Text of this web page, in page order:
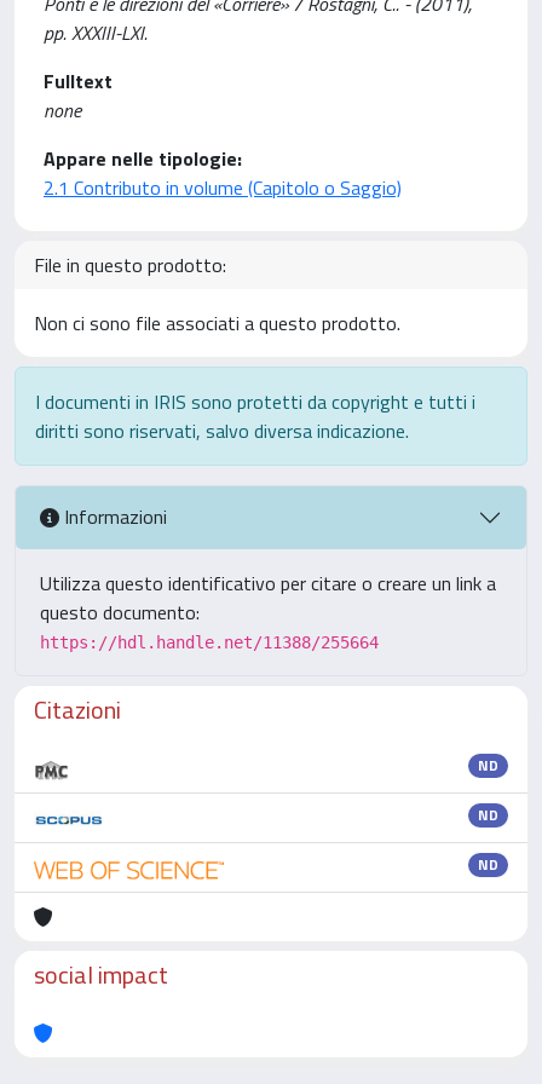
pp. XXXIII-LXI.
Fulltext
none
Appare nelle tipologie:
2.1 Contributo in volume (Capitolo o Saggio)
File in questo prodotto:
Non ci sono file associati a questo prodotto.
I documenti in IRIS sono protetti da copyright e tutti i
diritti sono riservati, salvo diversa indicazione.
Informazioni
Utilizza questo identificativo per citare o creare un link a
questo documento:
https://hdl.handle.net/11388/255664
Citazioni
ND
ND
ND
social impact